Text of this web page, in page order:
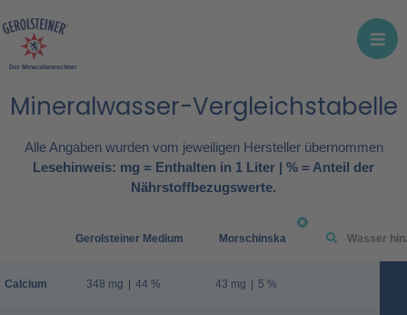
Der Mineralienrechner
Mineralwasser-Vergleichstabelle
Alle Angaben wurden vom jeweiligen Hersteller übernommen
Lesehinweis: mg = Enthalten in 1 Liter | % = Anteil der
Nährstoffbezugswerte.
Calcium
Gerolsteiner Medium
348 mg | 44 %
Morschinska
43 mg | 5 %